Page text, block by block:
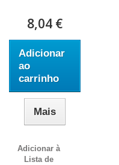
8,04 €
Adicionar
ao
carrinho
Mais
Adicionar à
Lista de